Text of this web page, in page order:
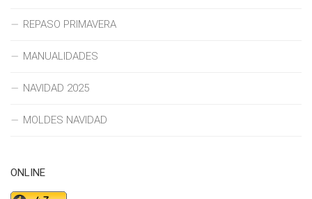
REPASO PRIMAVERA
MANUALIDADES
NAVIDAD 2025
MOLDES NAVIDAD
ONLINE